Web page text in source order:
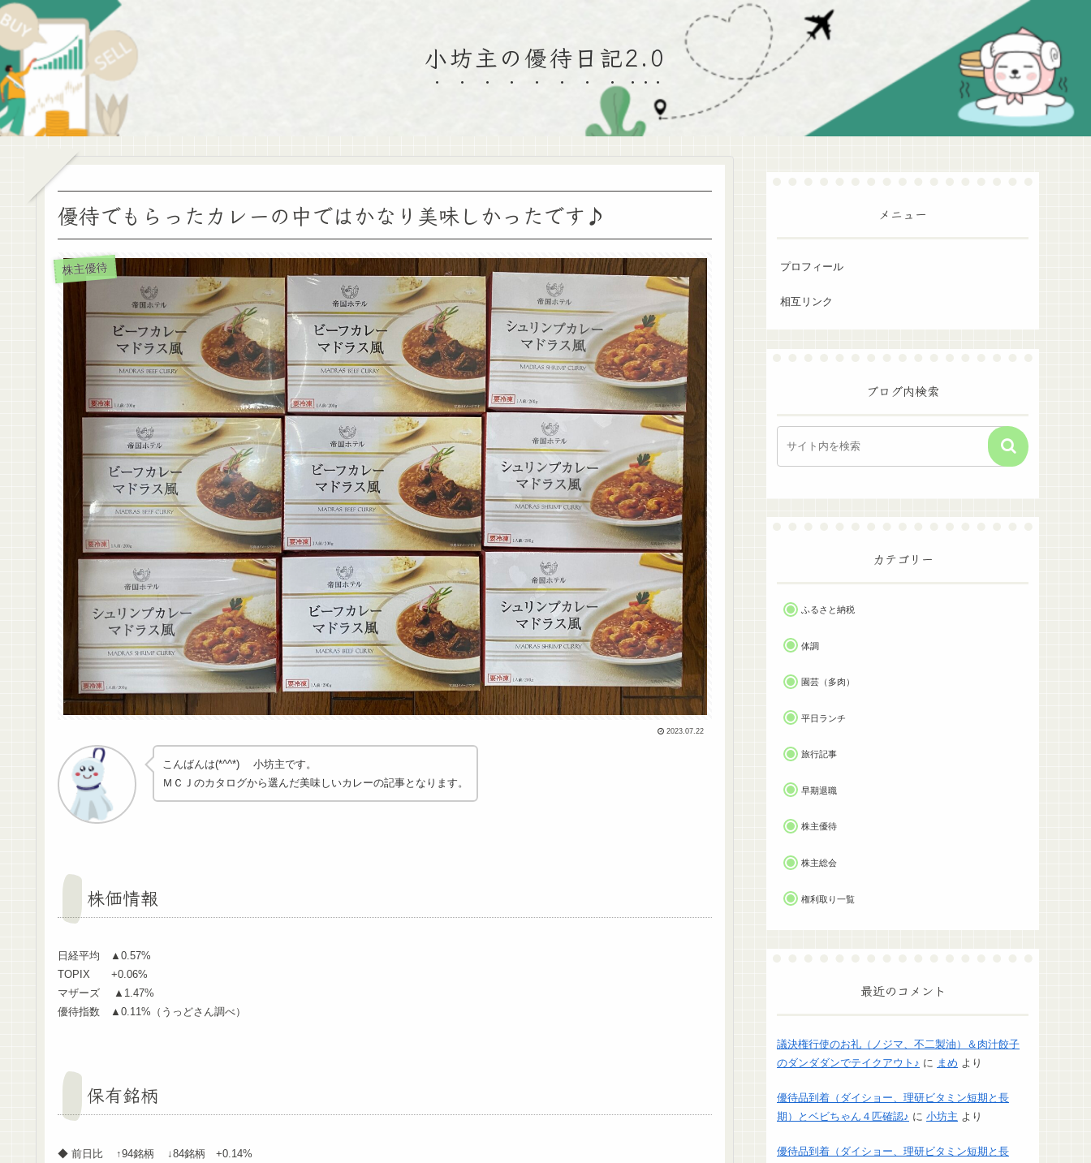
小坊主の優待日記2.0
優待でもらったカレーの中ではかなり美味しかったです♪
株主優待
2023.07.22
こんばんは(*^^*) 小坊主です。
ＭＣＪのカタログから選んだ美味しいカレーの記事となります。
株価情報
日経平均 ▲0.57%
TOPIX +0.06%
マザーズ ▲1.47%
優待指数 ▲0.11%（うっどさん調べ）
保有銘柄
◆ 前日比 ↑94銘柄 ↓84銘柄 +0.14%
メニュー
プロフィール
相互リンク
ブログ内検索
カテゴリー
ふるさと納税
体調
園芸（多肉）
平日ランチ
旅行記事
早期退職
株主優待
株主総会
権利取り一覧
最近のコメント
議決権行使のお礼（ノジマ、不二製油）＆肉汁餃子
のダンダダンでテイクアウト♪ に まめ より
優待品到着（ダイショー、理研ビタミン短期と長
期）とベビちゃん４匹確認♪ に 小坊主 より
優待品到着（ダイショー、理研ビタミン短期と長